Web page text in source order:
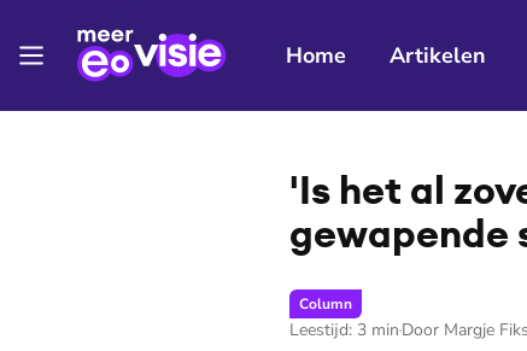
Home Artikelen
'Is het al
gewapende
Column
Leestijd: 3 min Door Margje